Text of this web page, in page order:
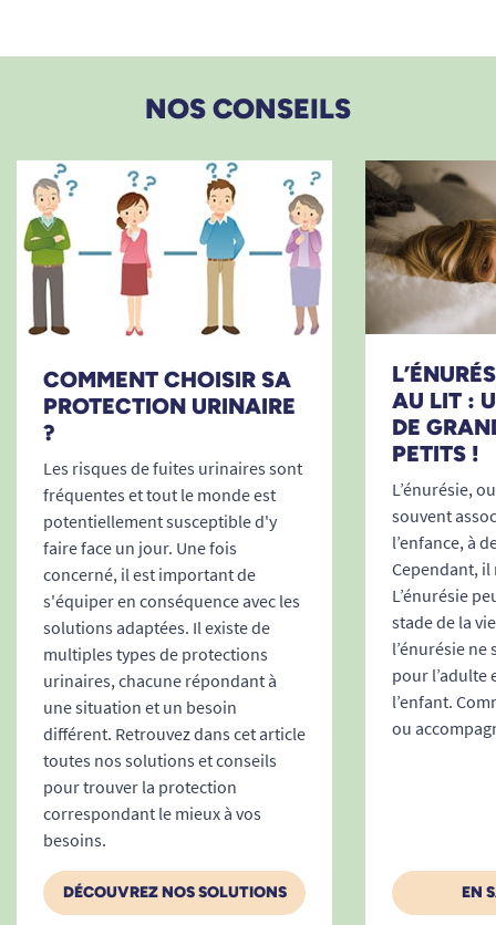
NOS CONSEILS
COMMENT CHOISIR SA
PROTECTION URINAIRE
?
Les risques de fuites urinaires sont
fréquentes et tout le monde est
potentiellement susceptible d'y
faire face un jour. Une fois
concerné, il est important de
s'équiper en conséquence avec les
solutions adaptées. Il existe de
multiples types de protections
urinaires, chacune répondant à
une situation et un besoin
différent. Retrouvez dans cet article
toutes nos solutions et conseils
pour trouver la protection
correspondant le mieux à vos
besoins.
DÉCOUVREZ NOS SOLUTIONS
AU LIT :
DE
PETITS !
L’énurésie,
souvent
l’enfance, à
Cependant, il
L’énurésie
stade de la
l’énurésie ne
pour l’adulte
l’enfant.
ou
EN